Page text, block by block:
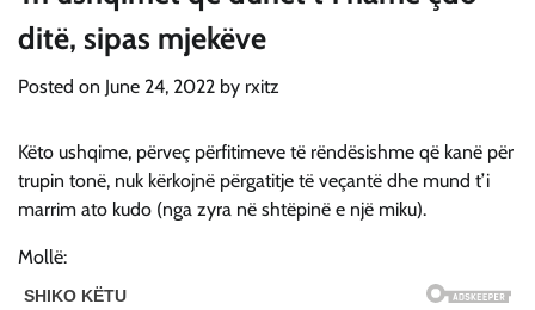
ditë, sipas mjekëve
Posted on June 24, 2022 by rxitz
Këto ushqime, përveç përfitimeve të rëndësishme që kanë për
trupin tonë, nuk kërkojnë përgatitje të veçantë dhe mund t’i
marrim ato kudo (nga zyra në shtëpinë e një miku).
Mollë: